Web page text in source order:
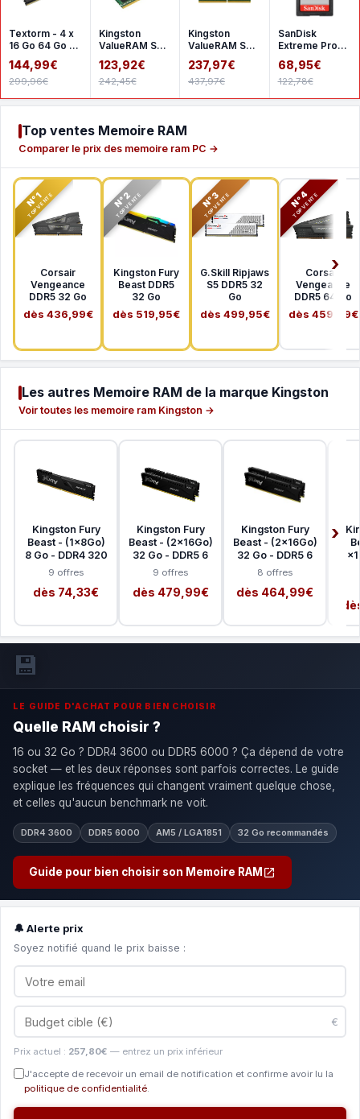
Textorm - 4 x
16 Go 64 Go -
DDR4 2666
MHz - CL19
144,99€
299,96€
Kingston
ValueRAM SO-
DIMM 16 Go
DDR4 3200
MHz CL22
123,92€
242,45€
Kingston
ValueRAM SO-
DIMM 32 Go
DDR4 3200
MHz CL22
237,97€
437,97€
SanDisk
Extreme Pro
SDHC UHS-I
256 Go
SDSDXXD-
68,95€
122,78€
Top ventes Memoire RAM
Comparer le prix des memoire ram PC →
N°1
TOP VENTE
Corsair
Vengeance
DDR5 32 Go
dès 436,99€
N°2
TOP VENTE
Kingston Fury
Beast DDR5
32 Go
dès 519,95€
N°3
TOP VENTE
G.Skill Ripjaws
S5 DDR5 32
Go
dès 499,95€
N°4
TOP VENTE
Corsair
Vengeance
DDR5 64 Go
dès 459,99€
Les autres Memoire RAM de la marque Kingston
Voir toutes les memoire ram Kingston →
Kingston Fury
Beast - (1x8Go)
8 Go - DDR4 320
9 offres
dès 74,33€
Kingston Fury
Beast - (2x16Go)
32 Go - DDR5 6
9 offres
dès 479,99€
Kingston Fury
Beast - (2x16Go)
32 Go - DDR5 6
8 offres
dès 464,99€
💾
LE GUIDE D'ACHAT POUR BIEN CHOISIR
Quelle RAM choisir ?
16 ou 32 Go ? DDR4 3600 ou DDR5 6000 ? Ça dépend de votre
socket — et les deux réponses sont parfois correctes. Le guide
explique les fréquences qui changent vraiment quelque chose,
et celles qu'aucun benchmark ne voit.
DDR4 3600 DDR5 6000 AM5 / LGA1851 32 Go recommandés
Guide pour bien choisir son Memoire RAM
🔔 Alerte prix
Soyez notifié quand le prix baisse :
€
Prix actuel : 257,80€ — entrez un prix inférieur
J'accepte de recevoir un email de notification et confirme avoir lu la
politique de confidentialité.